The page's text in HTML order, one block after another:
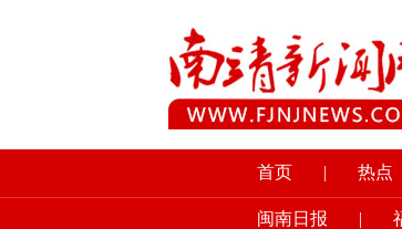
首页 | 热点
闽南日报 |